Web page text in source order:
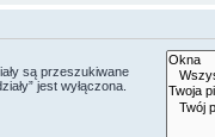
są przeszukiwane
jest wyłączona.